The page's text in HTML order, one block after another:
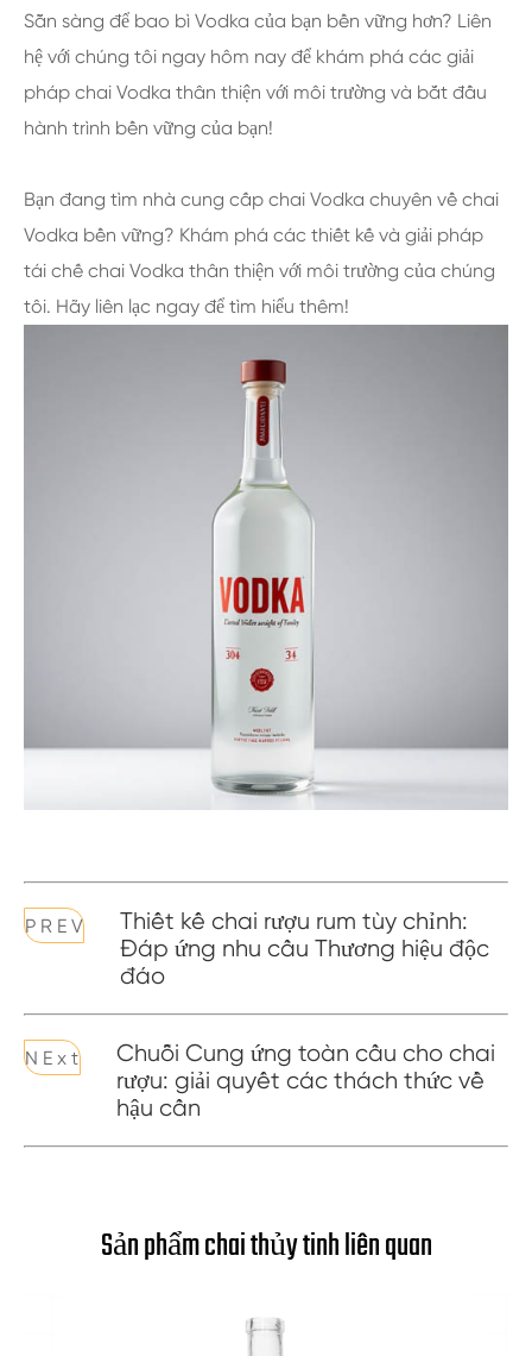
Sẵn sàng để bao bì Vodka của bạn bền vững hơn? Liên
hệ với chúng tôi ngay hôm nay để khám phá các giải
pháp chai Vodka thân thiện với môi trường và bắt đầu
hành trình bền vững của bạn!
Bạn đang tìm nhà cung cấp chai Vodka chuyên về chai
Vodka bền vững? Khám phá các thiết kế và giải pháp
tái chế chai Vodka thân thiện với môi trường của chúng
tôi. Hãy liên lạc ngay để tìm hiểu thêm!
P R E V
Thiết kế chai rượu rum tùy chỉnh:
Đáp ứng nhu cầu Thương hiệu độc
đáo
N E x t
Chuỗi Cung ứng toàn cầu cho chai
rượu: giải quyết các thách thức về
hậu cần
Sản phẩm chai thủy tinh liên quan